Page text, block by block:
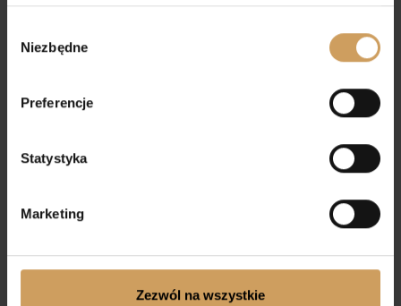
zgody
Niezbędne
Preferencje
Statystyka
Marketing
Zezwól na wszystkieModel K50